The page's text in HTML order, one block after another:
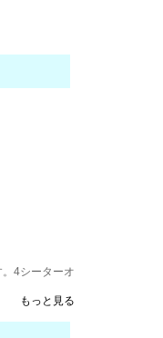
4シーターオ
もっと見る